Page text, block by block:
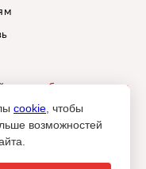
проектбрендингового
допустимо только при
cookie , чтобы
возможностей